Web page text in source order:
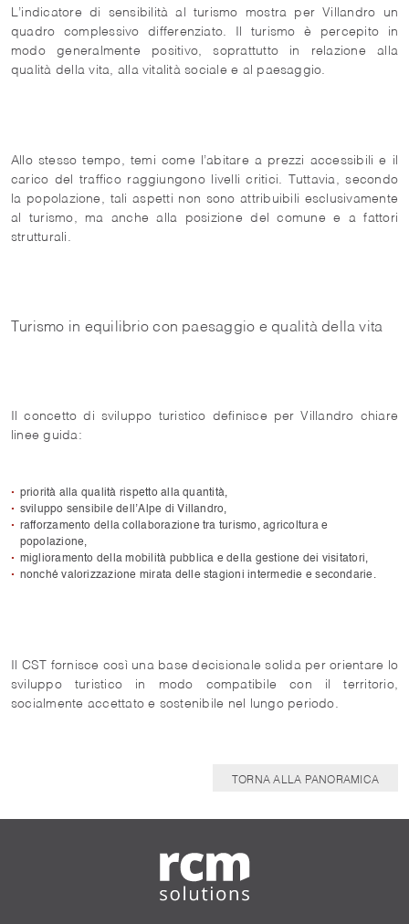
L’indicatore di sensibilità al turismo mostra per Villandro un
quadro complessivo differenziato. Il turismo è percepito in
modo generalmente positivo, soprattutto in relazione alla
qualità della vita, alla vitalità sociale e al paesaggio.
Allo stesso tempo, temi come l’abitare a prezzi accessibili e il
carico del traffico raggiungono livelli critici. Tuttavia, secondo
la popolazione, tali aspetti non sono attribuibili esclusivamente
al turismo, ma anche alla posizione del comune e a fattori
strutturali.
Turismo in equilibrio con paesaggio e qualità della vita
Il concetto di sviluppo turistico definisce per Villandro chiare
linee guida:
priorità alla qualità rispetto alla quantità,
sviluppo sensibile dell’Alpe di Villandro,
rafforzamento della collaborazione tra turismo, agricoltura e
popolazione,
miglioramento della mobilità pubblica e della gestione dei visitatori,
nonché valorizzazione mirata delle stagioni intermedie e secondarie.
Il CST fornisce così una base decisionale solida per orientare lo
sviluppo turistico in modo compatibile con il territorio,
socialmente accettato e sostenibile nel lungo periodo.
TORNA ALLA PANORAMICA